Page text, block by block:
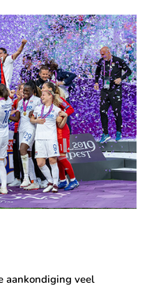
aankondiging veel